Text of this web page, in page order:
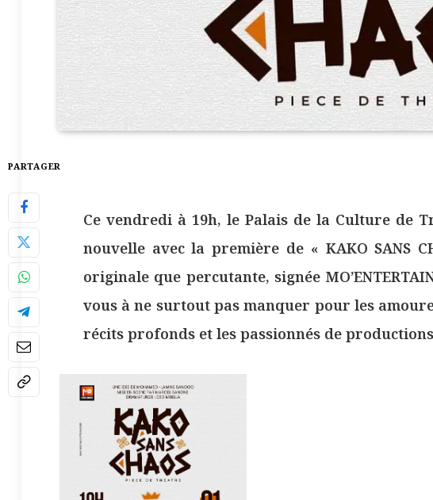
PARTAGER
Ce vendredi à 19h, le Palais de la Culture de
nouvelle avec la première de « KAKO SANS
originale que percutante, signée
vous à ne surtout pas manquer pour les
récits profonds et les passionnés de